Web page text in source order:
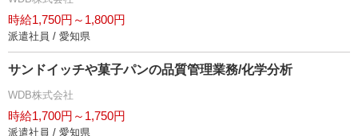
時給1,750円～1,800円
派遣社員 / 愛知県
サンドイッチや菓子パンの品質管理業務/化学分析
WDB株式会社
時給1,700円～1,750円
派遣社員 / 愛知県